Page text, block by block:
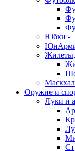
Юбки -
Оружие и
Луки и